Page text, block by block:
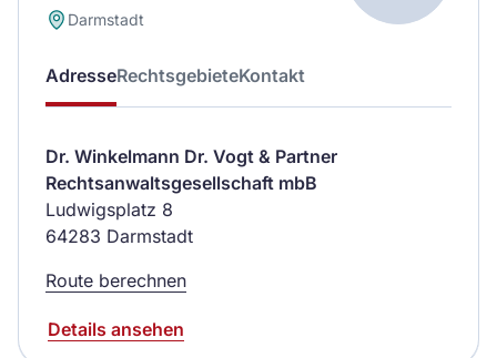
Darmstadt
AdresseRechtsgebieteKontakt
Dr. Winkelmann Dr. Vogt & Partner
Rechtsanwaltsgesellschaft mbB
Ludwigsplatz 8
64283 Darmstadt
Route berechnen
Details ansehen